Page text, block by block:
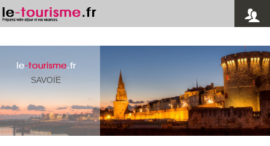
le-tourisme.fr
SAVOIE